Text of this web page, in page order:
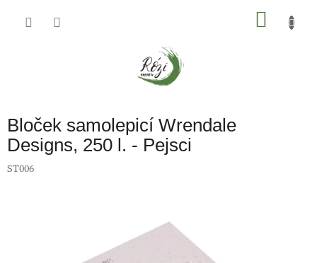
Bloček samolepicí Wrendale
Designs, 250 l. - Pejsci
ST006